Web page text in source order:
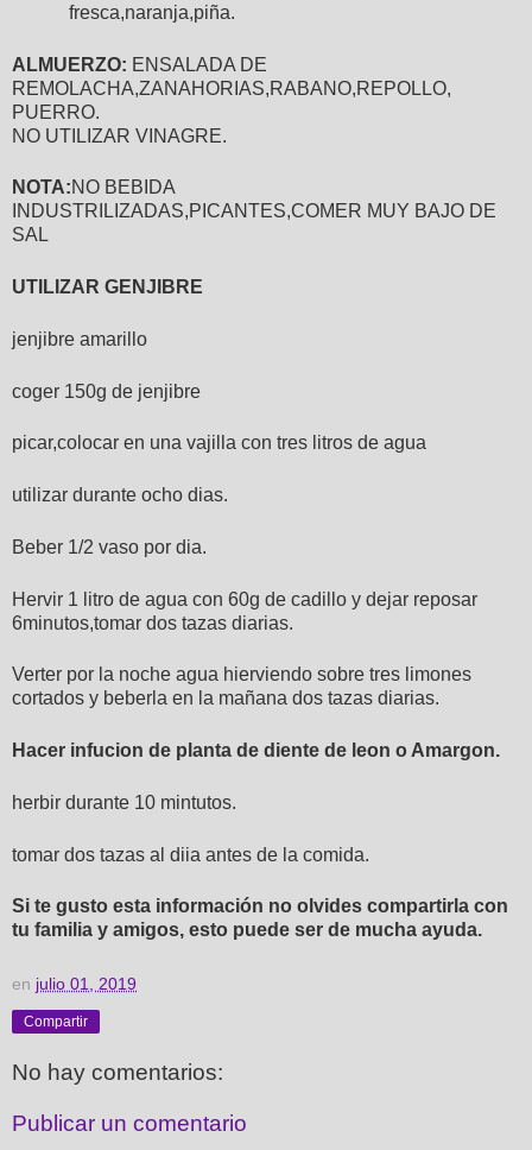
fresca,naranja,piña.
ALMUERZO: ENSALADA DE
REMOLACHA,ZANAHORIAS,RABANO,REPOLLO,
PUERRO.
NO UTILIZAR VINAGRE.
NOTA:NO BEBIDA
INDUSTRILIZADAS,PICANTES,COMER MUY BAJO DE
SAL
UTILIZAR GENJIBRE
jenjibre amarillo
coger 150g de jenjibre
picar,colocar en una vajilla con tres litros de agua
utilizar durante ocho dias.
Beber 1/2 vaso por dia.
Hervir 1 litro de agua con 60g de cadillo y dejar reposar
6minutos,tomar dos tazas diarias.
Verter por la noche agua hierviendo sobre tres limones
cortados y beberla en la mañana dos tazas diarias.
Hacer infucion de planta de diente de leon o Amargon.
herbir durante 10 mintutos.
tomar dos tazas al diia antes de la comida.
Si te gusto esta información no olvides compartirla con
tu familia y amigos, esto puede ser de mucha ayuda.
en julio 01, 2019
Compartir
No hay comentarios:
Publicar un comentario